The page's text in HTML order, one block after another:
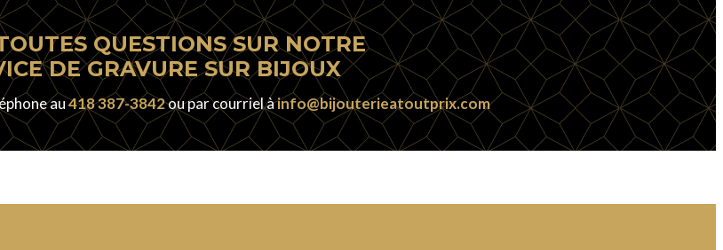
QUESTIONS SUR NOTRE
DE GRAVURE SUR BIJOUX
au418 387-3842ou par courriel àinfo@bijouterieatoutprix.com